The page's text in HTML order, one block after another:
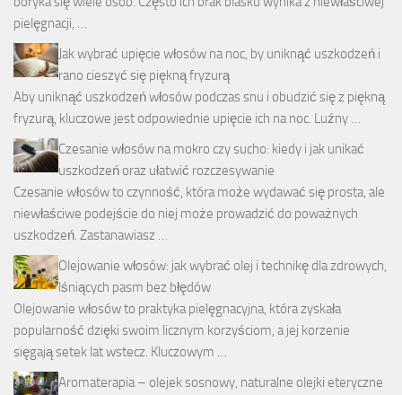
pielęgnacji, …
Jak wybrać upięcie włosów na noc, by uniknąć uszkodzeń i
rano cieszyć się piękną fryzurą
Aby uniknąć uszkodzeń włosów podczas snu i obudzić się z piękną
fryzurą, kluczowe jest odpowiednie upięcie ich na noc. Luźny …
Czesanie włosów na mokro czy sucho: kiedy i jak unikać
uszkodzeń oraz ułatwić rozczesywanie
Czesanie włosów to czynność, która może wydawać się prosta, ale
niewłaściwe podejście do niej może prowadzić do poważnych
uszkodzeń. Zastanawiasz …
Olejowanie włosów: jak wybrać olej i technikę dla zdrowych,
lśniących pasm bez błędów
Olejowanie włosów to praktyka pielęgnacyjna, która zyskała
popularność dzięki swoim licznym korzyściom, a jej korzenie
sięgają setek lat wstecz. Kluczowym …
Aromaterapia – olejek sosnowy, naturalne olejki eteryczne